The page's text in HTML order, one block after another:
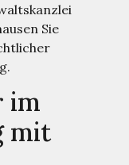
Sie
im
mit